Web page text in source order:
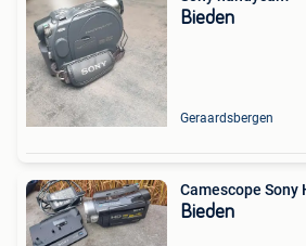
Bieden
Geraardsbergen
Camescope Sony
Bieden